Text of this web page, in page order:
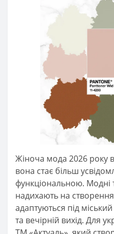
Жіноча мода 2026 року
вона стає більш
функціональною. Модні
надихають на створення
адаптуються під
та вечірній вихід. Для